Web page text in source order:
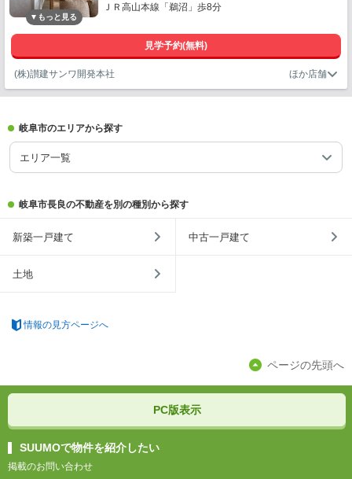
ＪＲ高山本線「鵜沼」歩8分
見学予約(無料)
(株)讃建サンワ開発本社
岐阜市のエリアから探す
エリア一覧
岐阜市長良の不動産を別の種別から探す
新築一戸建て 中古一戸建て
土地
情報の見方ページへ
ページの先頭へ
PC版表示
SUUMOで物件を紹介したい
掲載のお問い合わせ